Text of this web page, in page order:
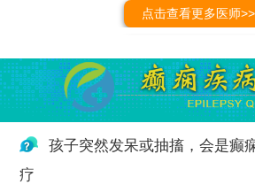
点击查看更多医师>>
孩子突然发呆或抽搐，会是癫
疗